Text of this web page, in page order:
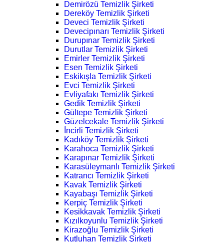
Demirözü Temizlik Şirketi
Dereköy Temizlik Şirketi
Deveci Temizlik Şirketi
Devecipınarı Temizlik Şirketi
Durupınar Temizlik Şirketi
Durutlar Temizlik Şirketi
Emirler Temizlik Şirketi
Esen Temizlik Şirketi
Eskikışla Temizlik Şirketi
Evci Temizlik Şirketi
Evliyafakı Temizlik Şirketi
Gedik Temizlik Şirketi
Gültepe Temizlik Şirketi
Güzelcekale Temizlik Şirketi
İncirli Temizlik Şirketi
Kadıköy Temizlik Şirketi
Karahoca Temizlik Şirketi
Karapınar Temizlik Şirketi
Karasüleymanlı Temizlik Şirketi
Katrancı Temizlik Şirketi
Kavak Temizlik Şirketi
Kayabaşı Temizlik Şirketi
Kerpiç Temizlik Şirketi
Kesikkavak Temizlik Şirketi
Kızılkoyunlu Temizlik Şirketi
Kirazoğlu Temizlik Şirketi
Kutluhan Temizlik Şirketi